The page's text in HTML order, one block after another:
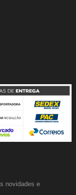
novidades e